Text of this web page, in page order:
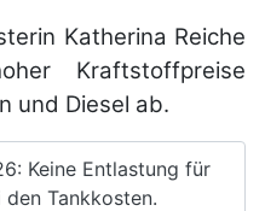
Katherina Reiche
Kraftstoffpreise
und Diesel ab.
Keine Entlastung für
Tankkosten.